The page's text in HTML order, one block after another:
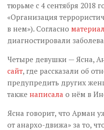
тюрьме с 4 сентября 2018
«Организация
в нем»). Согласно
диагностировали
Четыре девушки — Ясна,
сайт, где рассказали об
предупредить других
также написала о нём в
Ясна говорит, что Арман
от анархо-движа» за то,